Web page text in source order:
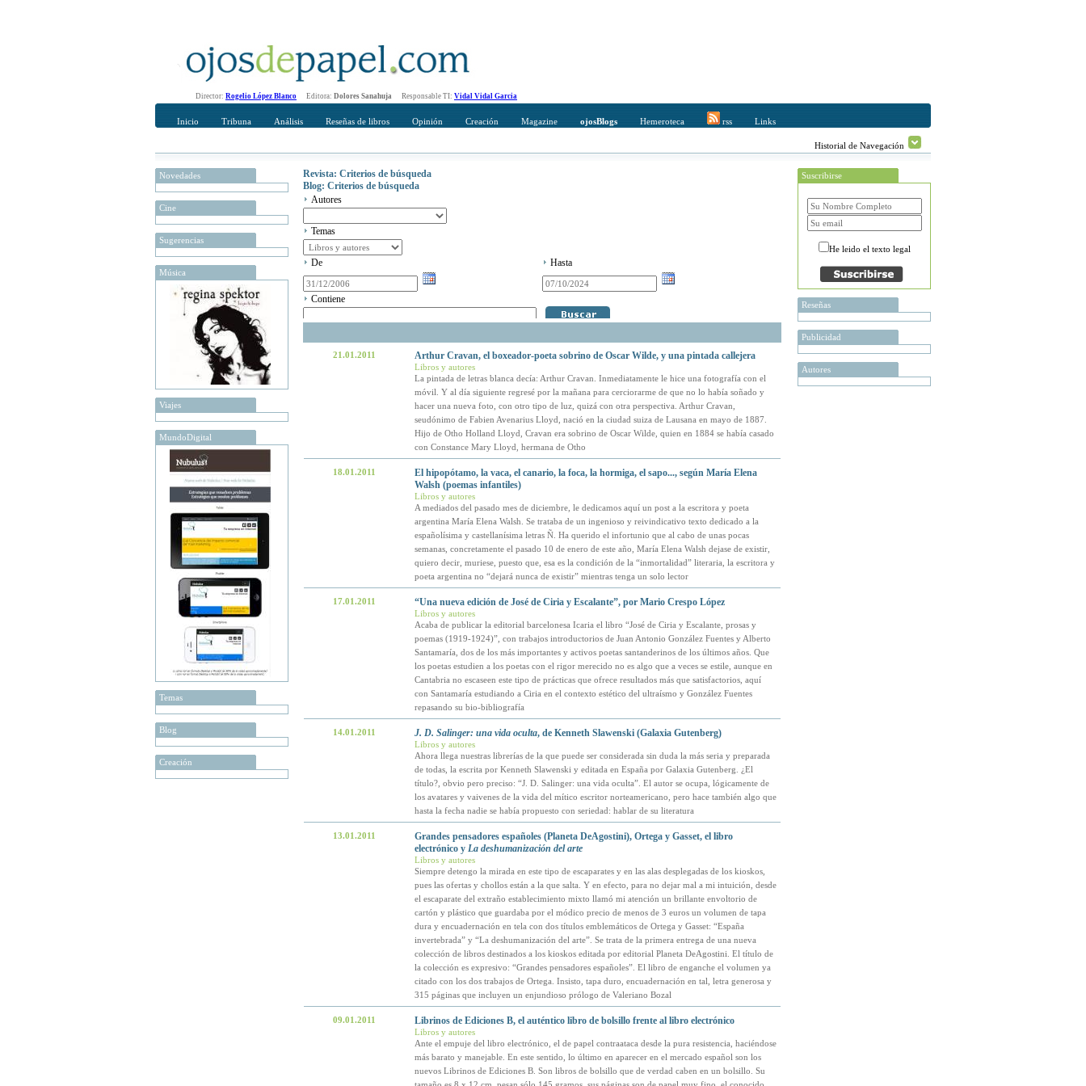
Director: Rogelio López Blanco Editora: Dolores Sanahuja Responsable TI: Vidal Vidal Garcia
Inicio Tribuna Análisis Reseñas de libros Opinión Creación Magazine ojosBlogs Hemeroteca rss Links
Historial de Navegación
Novedades
Cine
Sugerencias
Música
Viajes
MundoDigital
Temas
Blog
Creación
Revista: Criterios de búsqueda
Blog: Criterios de búsqueda
Autores
Temas
De Hasta
Contiene
21.01.2011 Arthur Cravan, el boxeador-poeta sobrino de Oscar Wilde, y una pintada callejera
Libros y autores
La pintada de letras blanca decía: Arthur Cravan. Inmediatamente le hice una fotografía con el
móvil. Y al día siguiente regresé por la mañana para cerciorarme de que no lo había soñado y
hacer una nueva foto, con otro tipo de luz, quizá con otra perspectiva. Arthur Cravan,
seudónimo de Fabien Avenarius Lloyd, nació en la ciudad suiza de Lausana en mayo de 1887.
Hijo de Otho Holland Lloyd, Cravan era sobrino de Oscar Wilde, quien en 1884 se había casado
con Constance Mary Lloyd, hermana de Otho
18.01.2011
El hipopótamo, la vaca, el canario, la foca, la hormiga, el sapo..., según María Elena
Walsh (poemas infantiles)
Libros y autores
A mediados del pasado mes de diciembre, le dedicamos aquí un post a la escritora y poeta
argentina María Elena Walsh. Se trataba de un ingenioso y reivindicativo texto dedicado a la
españolísima y castellanísima letras Ñ. Ha querido el infortunio que al cabo de unas pocas
semanas, concretamente el pasado 10 de enero de este año, María Elena Walsh dejase de existir,
quiero decir, muriese, puesto que, esa es la condición de la “inmortalidad” literaria, la escritora y
poeta argentina no “dejará nunca de existir” mientras tenga un solo lector
17.01.2011 “Una nueva edición de José de Ciria y Escalante”, por Mario Crespo López
Libros y autores
Acaba de publicar la editorial barcelonesa Icaria el libro “José de Ciria y Escalante, prosas y
poemas (1919-1924)”, con trabajos introductorios de Juan Antonio González Fuentes y Alberto
Santamaría, dos de los más importantes y activos poetas santanderinos de los últimos años. Que
los poetas estudien a los poetas con el rigor merecido no es algo que a veces se estile, aunque en
Cantabria no escaseen este tipo de prácticas que ofrece resultados más que satisfactorios, aquí
con Santamaría estudiando a Ciria en el contexto estético del ultraísmo y González Fuentes
repasando su bio-bibliografía
14.01.2011 J. D. Salinger: una vida oculta, de Kenneth Slawenski (Galaxia Gutenberg)
Libros y autores
Ahora llega nuestras librerías de la que puede ser considerada sin duda la más seria y preparada
de todas, la escrita por Kenneth Slawenski y editada en España por Galaxia Gutenberg. ¿El
título?, obvio pero preciso: “J. D. Salinger: una vida oculta”. El autor se ocupa, lógicamente de
los avatares y vaivenes de la vida del mítico escritor norteamericano, pero hace también algo que
hasta la fecha nadie se había propuesto con seriedad: hablar de su literatura
13.01.2011
Grandes pensadores españoles (Planeta DeAgostini), Ortega y Gasset, el libro
electrónico y La deshumanización del arte
Libros y autores
Siempre detengo la mirada en este tipo de escaparates y en las alas desplegadas de los kioskos,
pues las ofertas y chollos están a la que salta. Y en efecto, para no dejar mal a mi intuición, desde
el escaparate del extraño establecimiento mixto llamó mi atención un brillante envoltorio de
cartón y plástico que guardaba por el módico precio de menos de 3 euros un volumen de tapa
dura y encuadernación en tela con dos títulos emblemáticos de Ortega y Gasset: “España
invertebrada” y “La deshumanización del arte”. Se trata de la primera entrega de una nueva
colección de libros destinados a los kioskos editada por editorial Planeta DeAgostini. El título de
la colección es expresivo: “Grandes pensadores españoles”. El libro de enganche el volumen ya
citado con los dos trabajos de Ortega. Insisto, tapa duro, encuadernación en tal, letra generosa y
315 páginas que incluyen un enjundioso prólogo de Valeriano Bozal
09.01.2011 Librinos de Ediciones B, el auténtico libro de bolsillo frente al libro electrónico
Libros y autores
Ante el empuje del libro electrónico, el de papel contraataca desde la pura resistencia, haciéndose
más barato y manejable. En este sentido, lo último en aparecer en el mercado español son los
nuevos Librinos de Ediciones B. Son libros de bolsillo que de verdad caben en un bolsillo. Su
Suscribirse
He leido el texto legal
Reseñas
Publicidad
Autores